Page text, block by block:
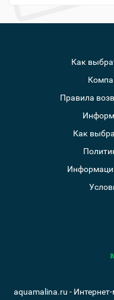
Как
Правила
Как
aquamalina.ru -